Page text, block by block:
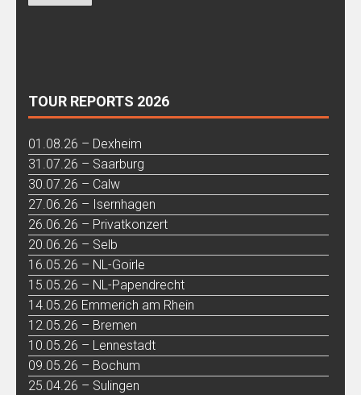
TOUR REPORTS 2026
01.08.26 – Dexheim
31.07.26 – Saarburg
30.07.26 – Calw
27.06.26 – Isernhagen
26.06.26 – Privatkonzert
20.06.26 – Selb
16.05.26 – NL-Goirle
15.05.26 – NL-Papendrecht
14.05.26 Emmerich am Rhein
12.05.26 – Bremen
10.05.26 – Lennestadt
09.05.26 – Bochum
25.04.26 – Sulingen